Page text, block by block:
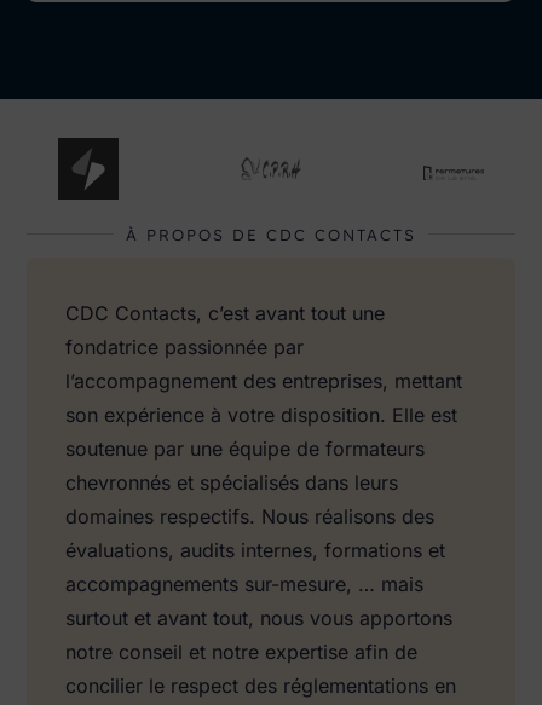
À PROPOS DE CDC CONTACTS
CDC Contacts, c’est avant tout une
fondatrice passionnée par
l’accompagnement des entreprises, mettant
son expérience à votre disposition. Elle est
soutenue par une équipe de formateurs
chevronnés et spécialisés dans leurs
domaines respectifs. Nous réalisons des
évaluations, audits internes, formations et
accompagnements sur-mesure, … mais
surtout et avant tout, nous vous apportons
notre conseil et notre expertise afin de
concilier le respect des réglementations en